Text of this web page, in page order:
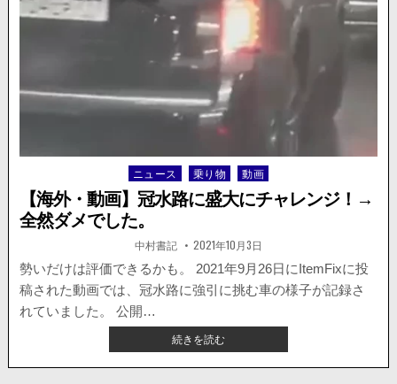
Posted
in
ニュース 乗り物 動画
【海外・動画】冠水路に盛大にチャレンジ！→
全然ダメでした。
著
者:
中村書記 掲
載
日：
2021年10月3日
勢いだけは評価できるかも。 2021年9月26日にItemFixに投
稿された動画では、冠水路に強引に挑む車の様子が記録さ
れていました。 公開…
続きを読む【海
外・
動